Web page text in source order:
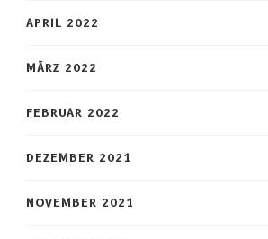
APRIL 2022
MÄRZ 2022
FEBRUAR 2022
DEZEMBER 2021
NOVEMBER 2021